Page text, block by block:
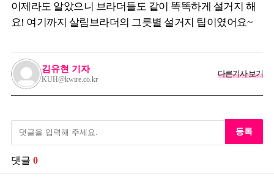
이제라도 알았으니 브라더들도 같이 똑똑하게 설거지 해
요! 여기까지 살림브라더의 그릇별 설거지 팁이였어요~
김유현 기자
KUH@kwire.co.kr
다른기사 보기
등록
댓글 0